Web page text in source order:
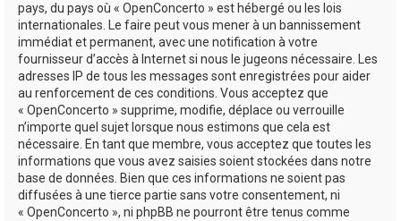
pays, du pays où « OpenConcerto » est hébergé ou les lois
internationales. Le faire peut vous mener à un bannissement
immédiat et permanent, avec une notification à votre
fournisseur d’accès à Internet si nous le jugeons nécessaire. Les
adresses IP de tous les messages sont enregistrées pour aider
au renforcement de ces conditions. Vous acceptez que
« OpenConcerto » supprime, modifie, déplace ou verrouille
n’importe quel sujet lorsque nous estimons que cela est
nécessaire. En tant que membre, vous acceptez que toutes les
informations que vous avez saisies soient stockées dans notre
base de données. Bien que ces informations ne soient pas
diffusées à une tierce partie sans votre consentement, ni
« OpenConcerto », ni phpBB ne pourront être tenus comme